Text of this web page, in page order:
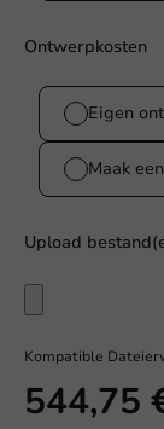
Ontwerpkosten
Eigen
Maak
Upload
Kompatible
544,75